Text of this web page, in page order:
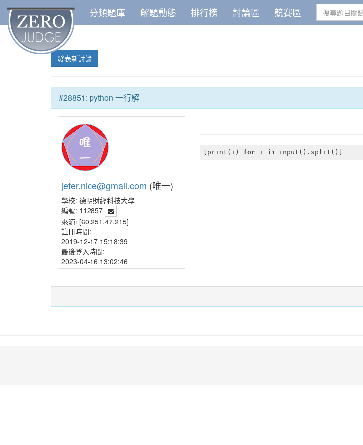
分類題庫 解題動態 排行榜 討論區 競賽區
發表新討論
#28851: python 一行解
jeter.nice@gmail.com (唯一)
學校: 德明財經科技大學
編號: 112857
來源: [60.251.47.215]
註冊時間:
2019-12-17 15:18:39
最後登入時間:
2023-04-16 13:02:46
[print(i) for i in input().split()]